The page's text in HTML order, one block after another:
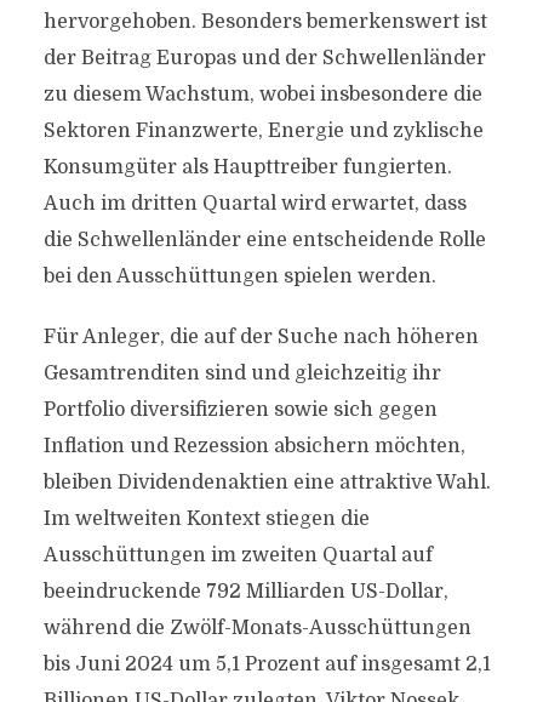
hervorgehoben. Besonders bemerkenswert ist
der Beitrag Europas und der Schwellenländer
zu diesem Wachstum, wobei insbesondere die
Sektoren Finanzwerte, Energie und zyklische
Konsumgüter als Haupttreiber fungierten.
Auch im dritten Quartal wird erwartet, dass
die Schwellenländer eine entscheidende Rolle
bei den Ausschüttungen spielen werden.
Für Anleger, die auf der Suche nach höheren
Gesamtrenditen sind und gleichzeitig ihr
Portfolio diversifizieren sowie sich gegen
Inflation und Rezession absichern möchten,
bleiben Dividendenaktien eine attraktive Wahl.
Im weltweiten Kontext stiegen die
Ausschüttungen im zweiten Quartal auf
beeindruckende 792 Milliarden US-Dollar,
während die Zwölf-Monats-Ausschüttungen
bis Juni 2024 um 5,1 Prozent auf insgesamt 2,1